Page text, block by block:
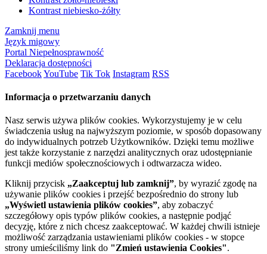
Kontrast niebiesko-żółty
Zamknij menu
Język migowy
Portal Niepełnosprawność
Deklaracja dostępności
FacebookYouTube Tik Tok Instagram RSS
Informacja o przetwarzaniu danych
Nasz serwis używa plików cookies. Wykorzystujemy je w celu
świadczenia usług na najwyższym poziomie, w sposób dopasowany
do indywidualnych potrzeb Użytkowników. Dzięki temu możliwe
jest także korzystanie z narzędzi analitycznych oraz udostępnianie
funkcji mediów społecznościowych i odtwarzacza wideo.
Kliknij przycisk „Zaakceptuj lub zamknij”, by wyrazić zgodę na
używanie plików cookies i przejść bezpośrednio do strony lub
„Wyświetl ustawienia plików cookies”, aby zobaczyć
szczegółowy opis typów plików cookies, a następnie podjąć
decyzję, które z nich chcesz zaakceptować. W każdej chwili istnieje
możliwość zarządzania ustawieniami plików cookies - w stopce
strony umieściliśmy link do "Zmień ustawienia Cookies".